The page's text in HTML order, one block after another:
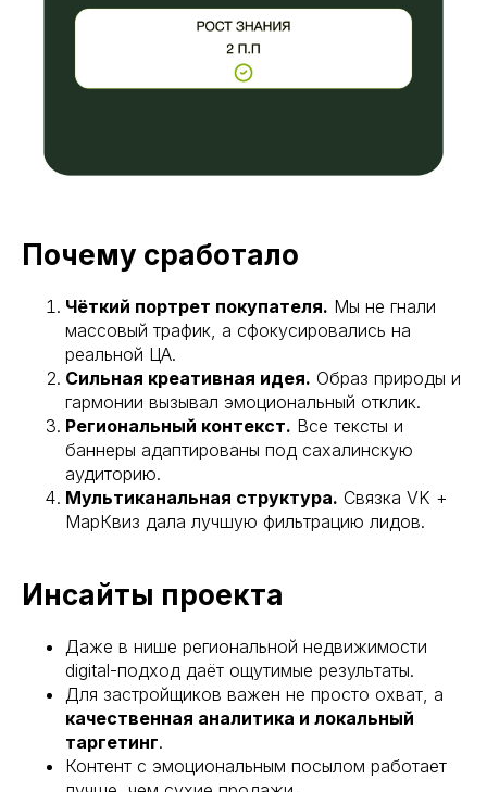
Почему сработало
Чёткий портрет покупателя. Мы не гнали
массовый трафик, а сфокусировались на
реальной ЦА.
Сильная креативная идея. Образ природы и
гармонии вызывал эмоциональный отклик.
Региональный контекст. Все тексты и
баннеры адаптированы под сахалинскую
аудиторию.
Мультиканальная структура. Связка VK +
МарКвиз дала лучшую фильтрацию лидов.
Инсайты проекта
Даже в нише региональной недвижимости
digital-подход даёт ощутимые результаты.
Для застройщиков важен не просто охват, а
качественная аналитика и локальный
таргетинг.
Контент с эмоциональным посылом работает